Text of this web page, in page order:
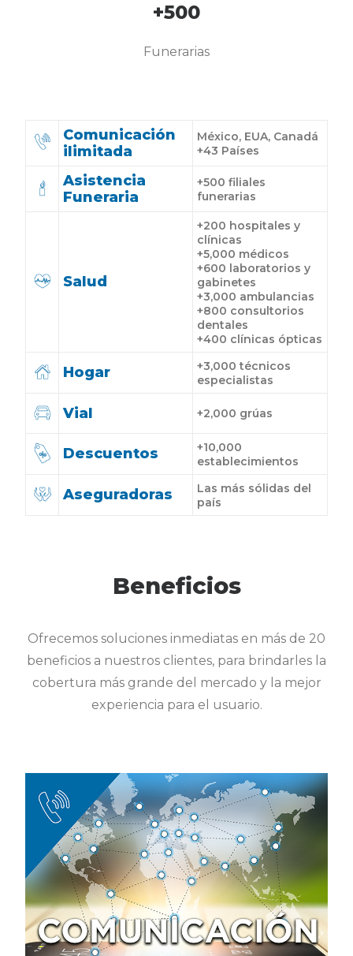
+500
Funerarias
Comunicación
ilimitada
México, EUA, Canadá
+43 Países
Asistencia
Funeraria
+500 filiales
funerarias
Salud
+200 hospitales y
clínicas
+5,000 médicos
+600 laboratorios y
gabinetes
+3,000 ambulancias
+800 consultorios
dentales
+400 clínicas ópticas
Hogar
+3,000 técnicos
especialistas
Vial +2,000 grúas
Descuentos
+10,000
establecimientos
Aseguradoras
Las más sólidas del
país
Beneficios
Ofrecemos soluciones inmediatas en más de 20
beneficios a nuestros clientes, para brindarles la
cobertura más grande del mercado y la mejor
experiencia para el usuario.